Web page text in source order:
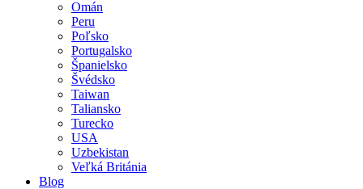
Omán
Peru
Poľsko
Portugalsko
Španielsko
Švédsko
Taiwan
Taliansko
Turecko
USA
Uzbekistan
Veľká Británia
Blog